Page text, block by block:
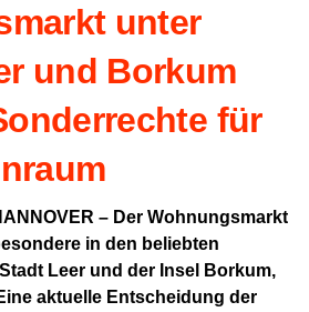
unter
und Bor­kum
für
– Der Woh­nungs­markt
in den belieb­ten
Leer und der Insel Bor­kum,
aktu­el­le Ent­schei­dung der